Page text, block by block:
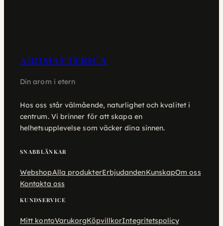
AROMAETERICA
Din arom i etern
Hos oss står välmående, naturlighet och kvalitet i
centrum. Vi brinner för att skapa en
helhetsupplevelse som väcker dina sinnen.
SNABBLÄNKAR
WebshopAlla produkterErbjudandenKunskapOm oss
Kontakta oss
KUNDSERVICE
Mitt kontoVarukorgKöpvillkorIntegritetspolicy